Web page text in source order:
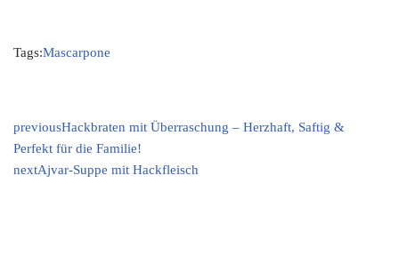
Tags:Mascarpone
previousHackbraten mit Überraschung – Herzhaft, Saftig &
Perfekt für die Familie!
nextAjvar-Suppe mit Hackfleisch